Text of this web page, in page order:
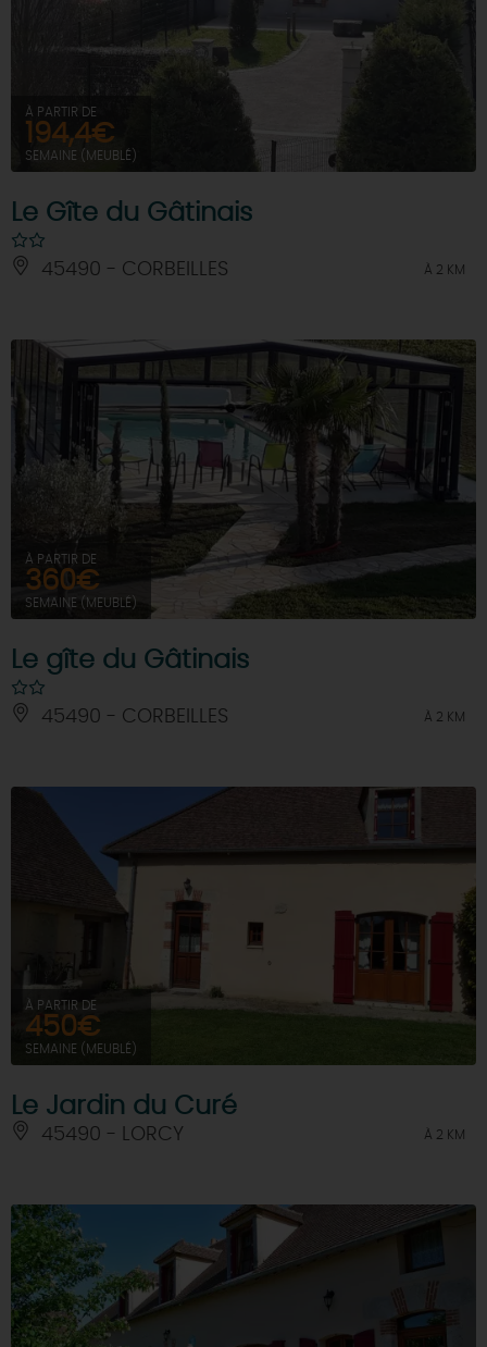
À PARTIR DE
194,4€
SEMAINE (MEUBLÉ)
Le Gîte du Gâtinais
45490 - CORBEILLES À 2 KM
À PARTIR DE
360€
SEMAINE (MEUBLÉ)
Le gîte du Gâtinais
45490 - CORBEILLES À 2 KM
À PARTIR DE
450€
SEMAINE (MEUBLÉ)
Le Jardin du Curé
45490 - LORCY À 2 KM